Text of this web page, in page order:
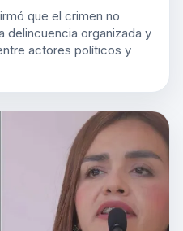
que el crimen no
delincuencia organizada y
actores políticos y